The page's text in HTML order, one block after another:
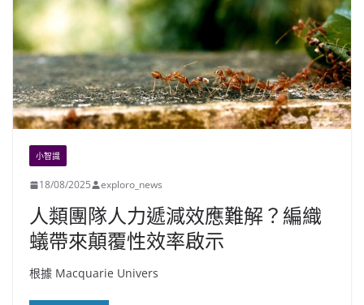
小智識
18/08/2025 exploro_news
人類團隊人力遞減效應難解？編織
蟻帶來顛覆性效率啟示
根據 Macquarie Univers